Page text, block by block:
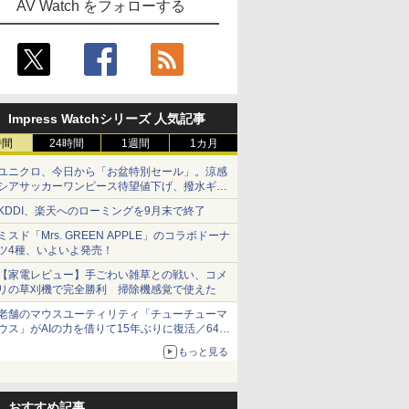
AV Watch をフォローする
Impress Watchシリーズ 人気記事
24時間 1週間 1カ月
ニクロ、今日から「お盆特別セール」。涼感
アサッカーワンピース待望値下げ、撥水ギア
ョーツは1990円に
、楽天へのローミングを9月末で終了
スド「Mrs. GREEN APPLE」のコラボドーナ
4種、いよいよ発売！
家電レビュー】手ごわい雑草との戦い、コメ
の草刈機で完全勝利 掃除機感覚で使えた
舗のマウスユーティリティ「チューチューマ
ス」がAIの力を借りて15年ぶりに復活／64bit
、Windows 10/11、「Chrome」も走り回
。復活記念で2026年末まで500円
もっと見る